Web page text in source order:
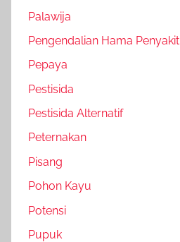
Palawija
Pengendalian Hama Penyakit
Pepaya
Pestisida
Pestisida Alternatif
Peternakan
Pisang
Pohon Kayu
Potensi
Pupuk